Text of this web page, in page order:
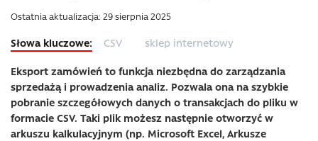
Ostatnia aktualizacja: 29 sierpnia 2025
CSV
sklep internetowy
Eksport zamówień to funkcja niezbędna do zarządzania
sprzedażą i prowadzenia analiz. Pozwala ona na szybkie
pobranie szczegółowych danych o transakcjach do pliku w
formacie CSV. Taki plik możesz następnie otworzyć w
arkuszu kalkulacyjnym (np. Microsoft Excel, Arkusze